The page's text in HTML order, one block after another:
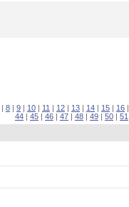
| 8 | 9 | 10 | 11 | 12 | 13 | 14 | 15 | 16 |
44 | 45 | 46 | 47 | 48 | 49 | 50 | 51